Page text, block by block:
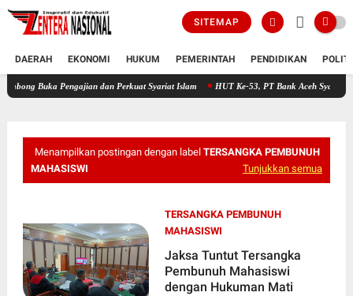
SITEMAP
DAERAH EKONOMI HUKUM PEMERINTAH PENDIDIKAN
Pengajian dan Perkuat Syariat Islam HUT Ke-53, PT Bank Aceh Syariah KC Bireuen
Menampilkan postingan dengan label TERSANGKA PEMBUNUH
MAHASISWI
Tunjukkan semua
TERSANGKA PEMBUNUH
MAHASISWI
Jaksa Tuntut Tersangka
Pembunuh Mahasiswi
dengan Hukuman Mati